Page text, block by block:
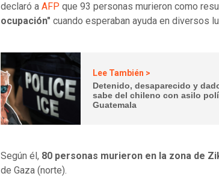
declaró a AFP que 93 personas murieron como
ocupación" cuando esperaban ayuda en diversos
Lee También >
Detenido, desaparecido y
sabe del chileno con asilo
Guatemala
Según él, 80 personas murieron en la zona de
de Gaza (norte).